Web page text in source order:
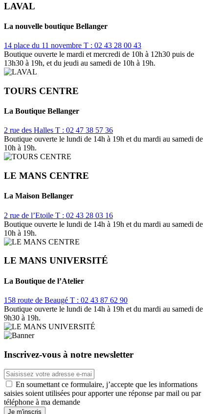
LAVAL
La nouvelle boutique Bellanger
14 place du 11 novembre T : 02 43 28 00 43
Boutique ouverte le mardi et mercredi de 10h à 12h30 puis de
13h30 à 19h, et du jeudi au samedi de 10h à 19h.
TOURS CENTRE
La Boutique Bellanger
2 rue des Halles T : 02 47 38 57 36
Boutique ouverte le lundi de 14h à 19h et du mardi au samedi de
10h à 19h.
LE MANS CENTRE
La Maison Bellanger
2 rue de l’Etoile T : 02 43 28 03 16
Boutique ouverte le lundi de 14h à 19h et du mardi au samedi de
10h à 19h.
LE MANS UNIVERSITÉ
La Boutique de l’Atelier
158 route de Beaugé T : 02 43 87 62 90
Boutique ouverte le lundi de 14h à 19h et du mardi au samedi de
9h30 à 19h.
Inscrivez-vous à notre newsletter
En soumettant ce formulaire, j’accepte que les informations
saisies soient utilisées pour apporter une réponse par mail ou par
téléphone à ma demande